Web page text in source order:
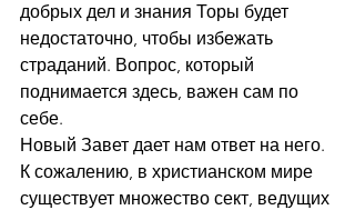
добрых дел и знания Торы будет
недостаточно, чтобы избежать
страданий. Вопрос, который
поднимается здесь, важен сам по
себе.
Новый Завет дает нам ответ на него.
К сожалению, в христианском мире
существует множество сект, ведущих